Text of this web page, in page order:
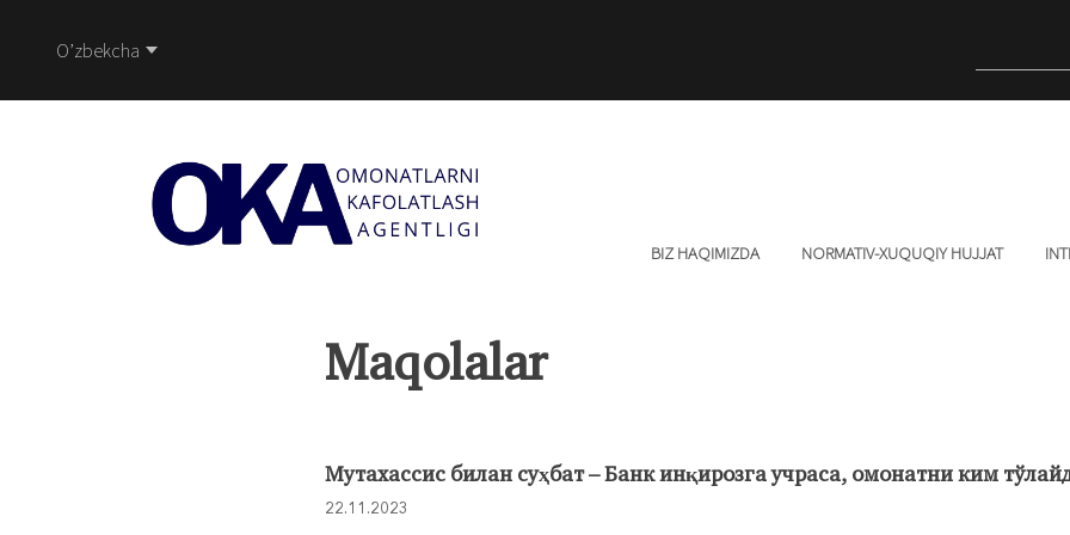
O’zbekcha
BIZ HAQIMIZDA NORMATIV-XUQUQIY HUJJAT
Maqolalar
Мутахассис билан суҳбат – Банк инқирозга учраса, омонатни ким
22.11.2023